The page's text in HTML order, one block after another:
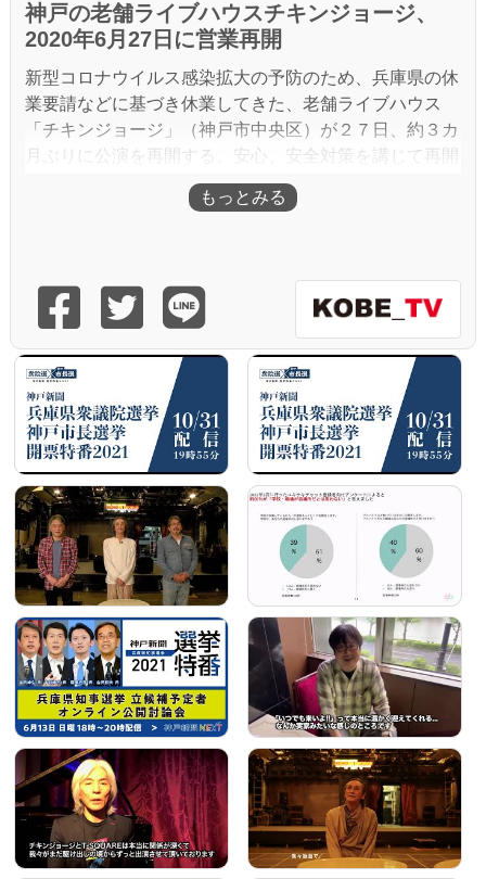
神戸の老舗ライブハウスチキンジョージ、
2020年6月27日に営業再開
新型コロナウイルス感染拡大の予防のため、兵庫県の休
業要請などに基づき休業してきた、老舗ライブハウス
「チキンジョージ」（神戸市中央区）が２７日、約３カ
月ぶりに公演を再開する。安心、安全対策を講じて再開
にこぎつけ、児島進代表（５９）は「長かった。少しず
つだが、待ちわびている音楽ファンのためにいい舞台を